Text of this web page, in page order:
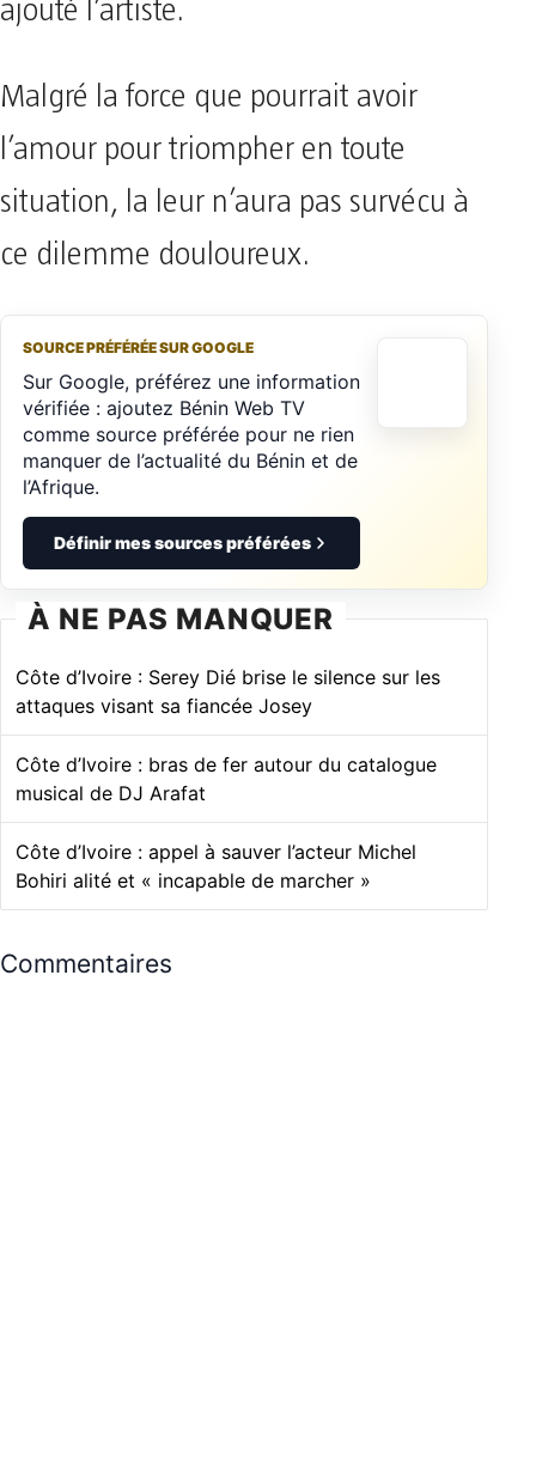
ajouté l’artiste.
Malgré la force que pourrait avoir
l’amour pour triompher en toute
situation, la leur n’aura pas survécu à
ce dilemme douloureux.
SOURCE PRÉFÉRÉE SUR GOOGLE
Sur Google, préférez une information
vérifiée : ajoutez Bénin Web TV
comme source préférée pour ne rien
manquer de l’actualité du Bénin et de
l’Afrique.
Définir mes sources préférées
À NE PAS MANQUER
Côte d’Ivoire : Serey Dié brise le silence sur les
attaques visant sa fiancée Josey
Côte d’Ivoire : bras de fer autour du catalogue
musical de DJ Arafat
Côte d’Ivoire : appel à sauver l’acteur Michel
Bohiri alité et « incapable de marcher »
Commentaires